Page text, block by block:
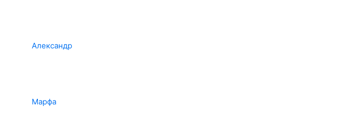
Александр
Марфа